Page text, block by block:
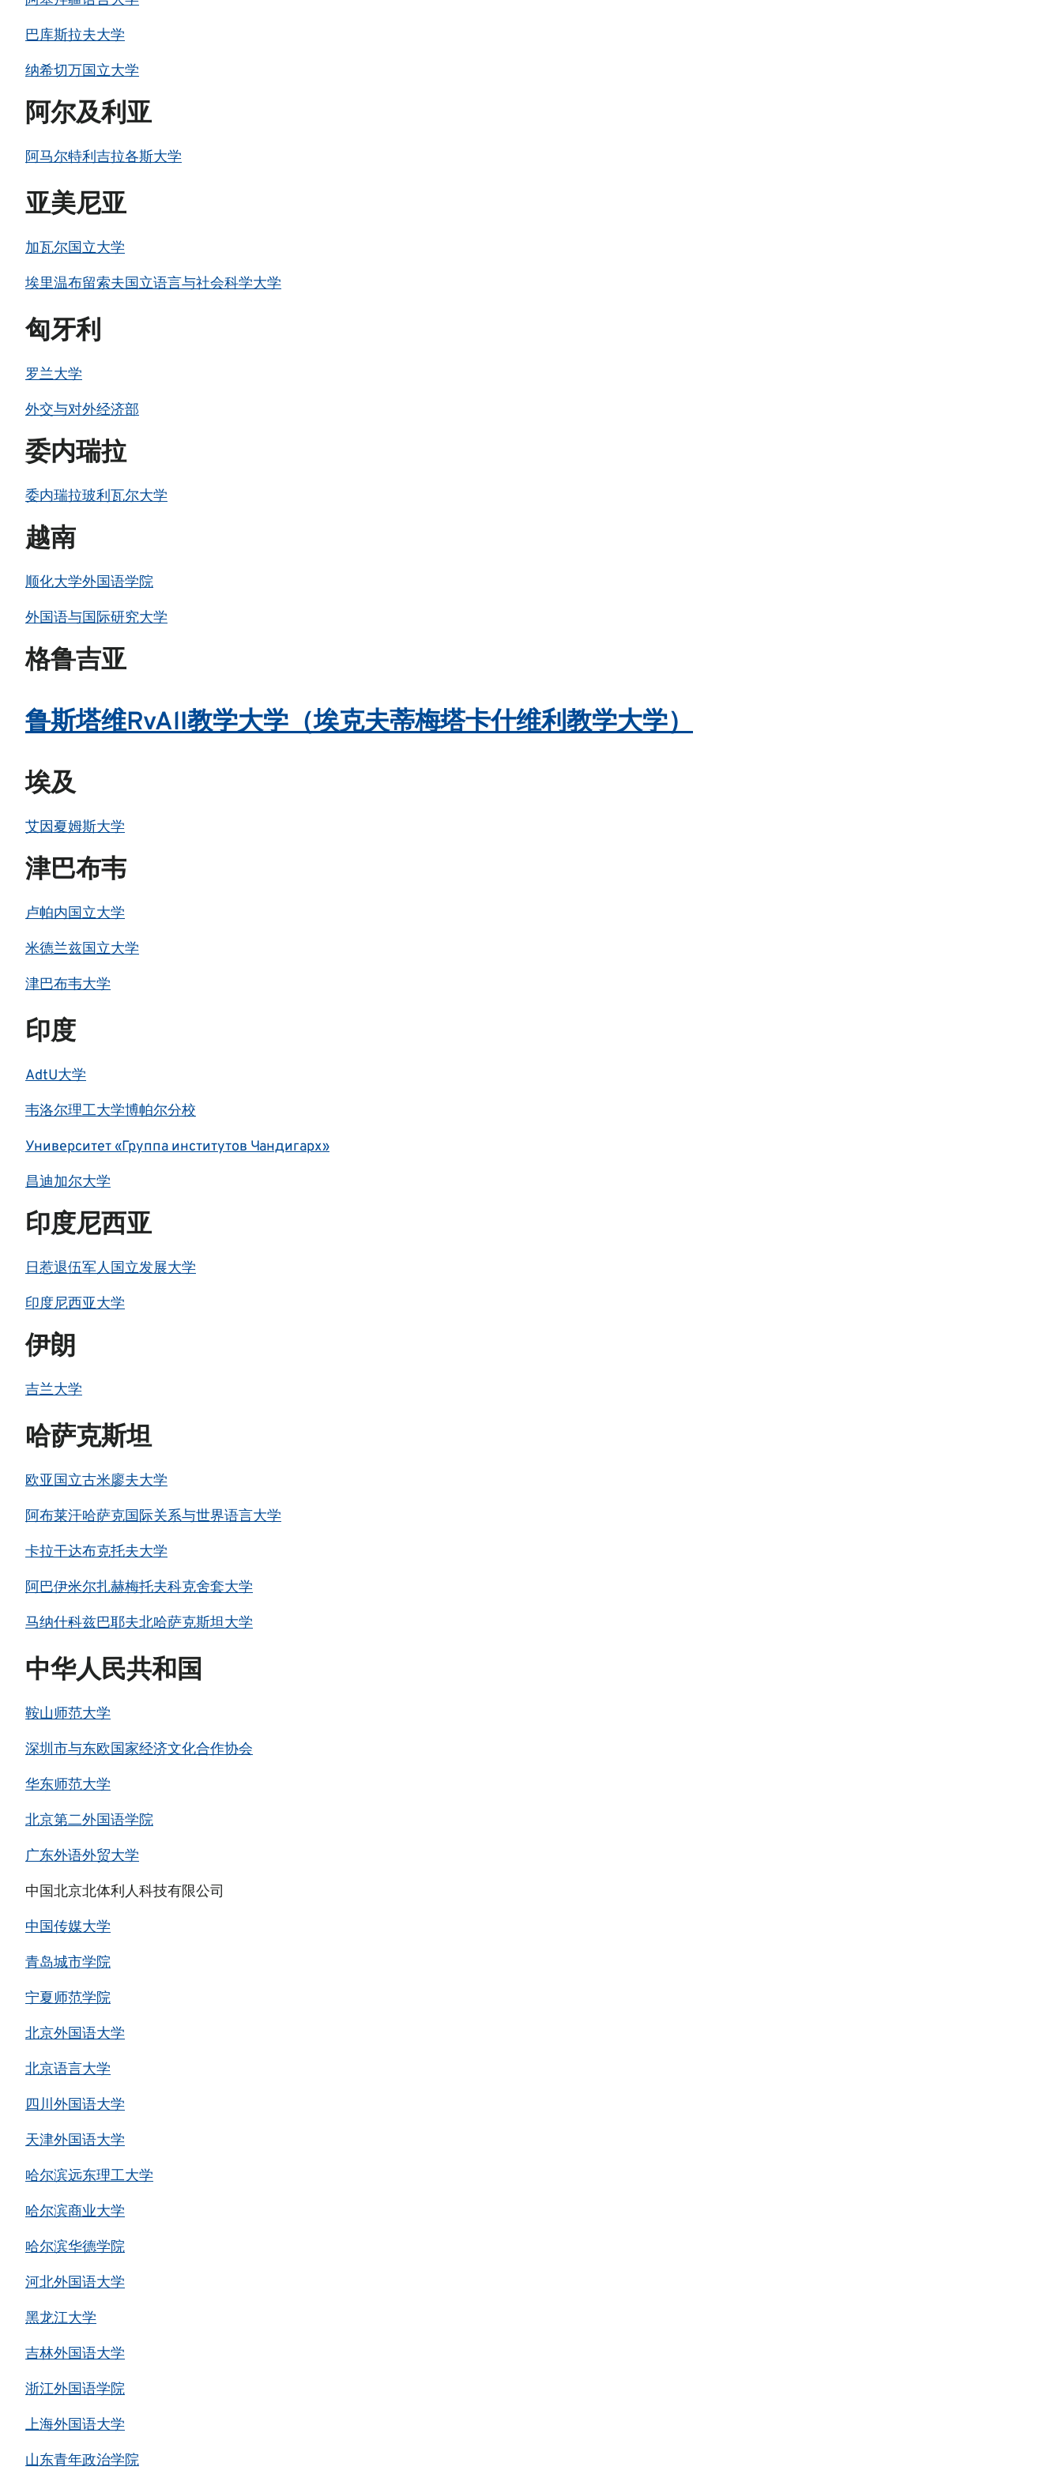
巴库斯拉夫大学
纳希切万国立大学
阿尔及利亚
阿马尔·特利吉拉各斯大学
亚美尼亚
加瓦尔国立大学
埃里温布留索夫国立语言与社会科学大学
匈牙利
罗兰大学
外交与对外经济部
委内瑞拉
委内瑞拉玻利瓦尔大学
越南
顺化大学外国语学院
外国语与国际研究大学
格鲁吉亚
鲁斯塔维RvAlI教学大学（埃克夫蒂梅·塔卡什维利教学大学）
埃及
艾因·夏姆斯大学
津巴布韦
卢帕内国立大学
米德兰兹国立大学
津巴布韦大学
印度
AdtU大学
韦洛尔理工大学博帕尔分校
Университет «Группа институтов Чандигарх»
昌迪加尔大学
印度尼西亚
日惹退伍军人国立发展大学
印度尼西亚大学
伊朗
吉兰大学
哈萨克斯坦
欧亚国立古米廖夫大学
阿布莱汗哈萨克国际关系与世界语言大学
卡拉干达布克托夫大学
阿巴伊·米尔扎赫梅托夫科克舍套大学
马纳什·科兹巴耶夫北哈萨克斯坦大学
中华人民共和国
鞍山师范大学
深圳市与东欧国家经济文化合作协会
华东师范大学
北京第二外国语学院
广东外语外贸大学
中国北京北体利人科技有限公司
中国传媒大学
青岛城市学院
宁夏师范学院
北京外国语大学
北京语言大学
四川外国语大学
天津外国语大学
哈尔滨远东理工大学
哈尔滨商业大学
哈尔滨华德学院
河北外国语大学
黑龙江大学
吉林外国语大学
浙江外国语学院
上海外国语大学
山东青年政治学院